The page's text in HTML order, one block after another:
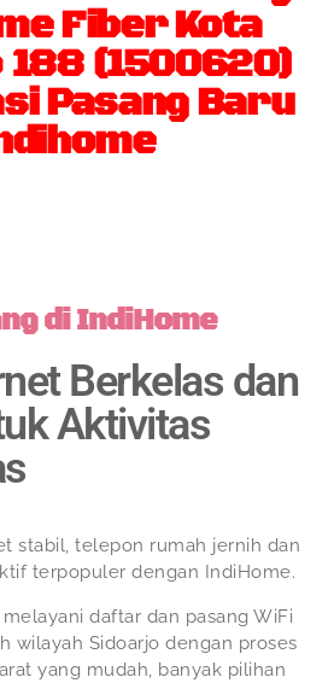
Fiber Kota
(1500620)
Pasang Baru
di IndiHome
Berkelas dan
Aktivitas
stabil, telepon rumah jernih dan
terpopuler dengan IndiHome.
daftar dan pasang WiFi
wilayah Sidoarjo dengan proses
yang mudah, banyak pilihan